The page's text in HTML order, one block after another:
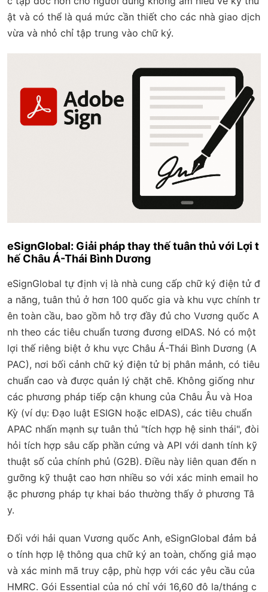
ật và có thể là quá mức cần thiết cho các nhà giao dịch
vừa và nhỏ chỉ tập trung vào chữ ký.
eSignGlobal: Giải pháp thay thế tuân thủ với Lợi t
hế Châu Á-Thái Bình Dương
eSignGlobal tự định vị là nhà cung cấp chữ ký điện tử đ
a năng, tuân thủ ở hơn 100 quốc gia và khu vực chính tr
ên toàn cầu, bao gồm hỗ trợ đầy đủ cho Vương quốc A
nh theo các tiêu chuẩn tương đương eIDAS. Nó có một
lợi thế riêng biệt ở khu vực Châu Á-Thái Bình Dương (A
PAC), nơi bối cảnh chữ ký điện tử bị phân mảnh, có tiêu
chuẩn cao và được quản lý chặt chẽ. Không giống như
các phương pháp tiếp cận khung của Châu Âu và Hoa
Kỳ (ví dụ: Đạo luật ESIGN hoặc eIDAS), các tiêu chuẩn
APAC nhấn mạnh sự tuân thủ "tích hợp hệ sinh thái", đòi
hỏi tích hợp sâu cấp phần cứng và API với danh tính kỹ
thuật số của chính phủ (G2B). Điều này liên quan đến n
gưỡng kỹ thuật cao hơn nhiều so với xác minh email ho
ặc phương pháp tự khai báo thường thấy ở phương Tâ
y.
Đối với hải quan Vương quốc Anh, eSignGlobal đảm bả
o tính hợp lệ thông qua chữ ký an toàn, chống giả mạo
và xác minh mã truy cập, phù hợp với các yêu cầu của
HMRC. Gói Essential của nó chỉ với 16,60 đô la/tháng c